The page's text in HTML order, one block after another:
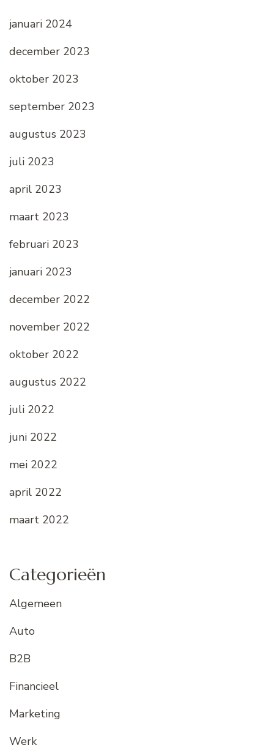
januari 2024
december 2023
oktober 2023
september 2023
augustus 2023
juli 2023
april 2023
maart 2023
februari 2023
januari 2023
december 2022
november 2022
oktober 2022
augustus 2022
juli 2022
juni 2022
mei 2022
april 2022
maart 2022
Categorieën
Algemeen
Auto
B2B
Financieel
Marketing
Werk